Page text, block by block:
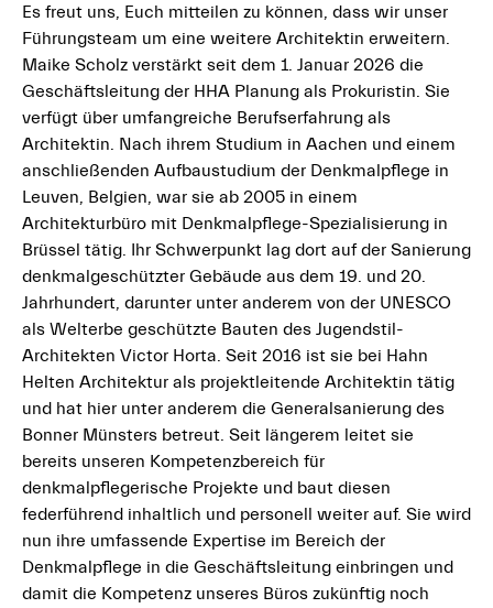
Es freut uns, Euch mitteilen zu können, dass wir unser
Führungsteam um eine weitere Architektin erweitern.
Maike Scholz verstärkt seit dem 1. Januar 2026 die
Geschäftsleitung der HHA Planung als Prokuristin. Sie
verfügt über umfangreiche Berufserfahrung als
Architektin. Nach ihrem Studium in Aachen und einem
anschließenden Aufbaustudium der Denkmalpflege in
Leuven, Belgien, war sie ab 2005 in einem
Architekturbüro mit Denkmalpflege-Spezialisierung in
Brüssel tätig. Ihr Schwerpunkt lag dort auf der Sanierung
denkmalgeschützter Gebäude aus dem 19. und 20.
Jahrhundert, darunter unter anderem von der UNESCO
als Welterbe geschützte Bauten des Jugendstil-
Architekten Victor Horta. Seit 2016 ist sie bei Hahn
Helten Architektur als projektleitende Architektin tätig
und hat hier unter anderem die Generalsanierung des
Bonner Münsters betreut. Seit längerem leitet sie
bereits unseren Kompetenzbereich für
denkmalpflegerische Projekte und baut diesen
federführend inhaltlich und personell weiter auf. Sie wird
nun ihre umfassende Expertise im Bereich der
Denkmalpflege in die Geschäftsleitung einbringen und
damit die Kompetenz unseres Büros zukünftig noch